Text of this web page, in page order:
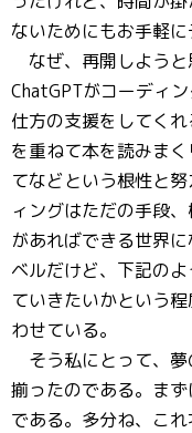
ないためにもお手軽に
なぜ、再開しようと
ChatGPTがコーディ
仕方の支援をしてく
を重ねて本を読みま
てなどという根性と
ィングはただの手段
があればできる世界
ベルだけど、下記の
ていきたいかという
わせている。
そう私にとって、夢
揃ったのである。ま
である。多分ね、こ